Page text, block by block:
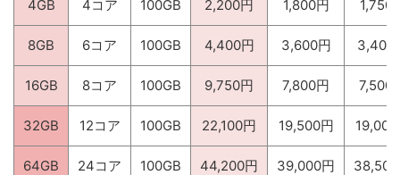
4GB 4コア 100GB 2,200円 1,800円 1,750
8GB 6コア 100GB 4,400円 3,600円 3,400
16GB 8コア 100GB 9,750円 7,800円 7,500
32GB 12コア 100GB 22,100円 19,500円 19,000
64GB 24コア 100GB 44,200円 39,000円